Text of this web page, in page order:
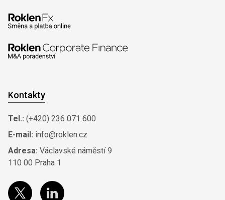
Kontakty
Tel.: (+420) 236 071 600
E-mail: info@roklen.cz
Adresa: Václavské náměstí 9
110 00 Praha 1